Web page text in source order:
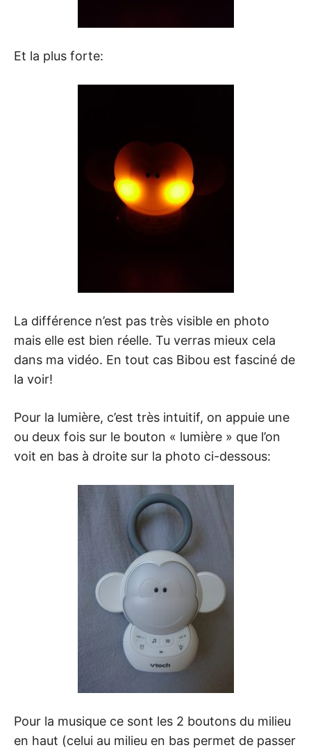
Et la plus forte:
La différence n’est pas très visible en photo
mais elle est bien réelle. Tu verras mieux cela
dans ma vidéo. En tout cas Bibou est fasciné de
la voir!
Pour la lumière, c’est très intuitif, on appuie une
ou deux fois sur le bouton « lumière » que l’on
voit en bas à droite sur la photo ci-dessous:
Pour la musique ce sont les 2 boutons du milieu
en haut (celui au milieu en bas permet de passer